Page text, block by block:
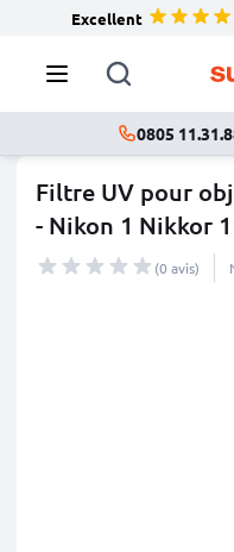
Excellent
0805
Filtre UV pour
- Nikon 1 Nikkor
(0 avis)